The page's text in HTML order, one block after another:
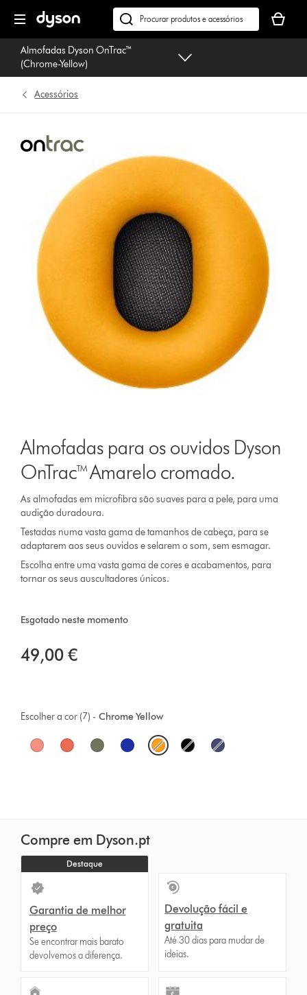
seguinte
Pesquisar
em
dyson.pt
seu
cesto
Almofadas Dyson OnTrac™
(Chrome-Yellow)
Acessórios
Almofadas para os ouvidos Dyson
OnTrac™ Amarelo cromado.
As almofadas em microfibra são suaves para a pele, para uma
audição duradoura.
Testadas numa vasta gama de tamanhos de cabeça, para se
adaptarem aos seus ouvidos e selarem o som, sem esmagar.
Escolha entre uma vasta gama de cores e acabamentos, para
tornar os seus auscultadores únicos.
Esgotado neste momento
49,00 €
Chrome Yellow
Escolher a cor (7) -
O
o
n
Compre em Dyson.pt
Destaque
Garantia de melhor
preço
Se encontrar mais barato
devolvemos a diferença.
Devolução fácil e
gratuita
Até 30 dias para mudar de
ideias.